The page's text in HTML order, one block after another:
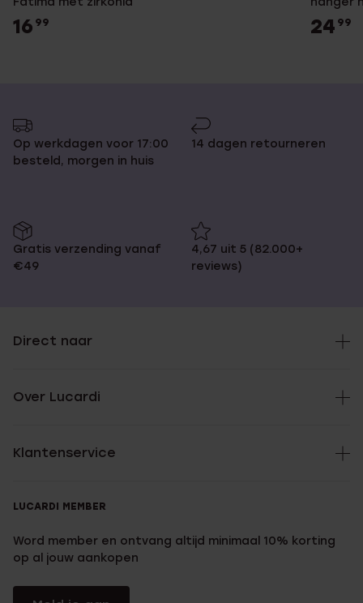
16 99 24 99
Op werkdagen voor 17:00
besteld, morgen in huis
14 dagen retourneren
Gratis verzending vanaf
€49
4,67 uit 5 (82.000+
reviews)
Direct naar
Over Lucardi
Klantenservice
LUCARDI MEMBER
Word member en ontvang altijd minimaal 10% korting
op al jouw aankopen